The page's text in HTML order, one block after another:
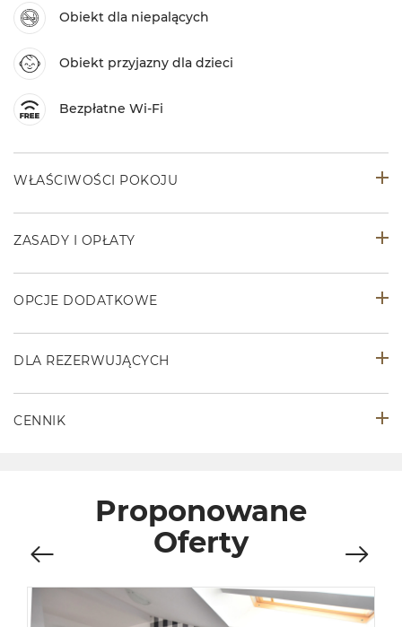
Obiekt dla niepalących
Obiekt przyjazny dla dzieci
Bezpłatne Wi-Fi
WŁAŚCIWOŚCI POKOJU
ZASADY I OPŁATY
OPCJE DODATKOWE
DLA REZERWUJĄCYCH
CENNIK
Proponowane
Oferty